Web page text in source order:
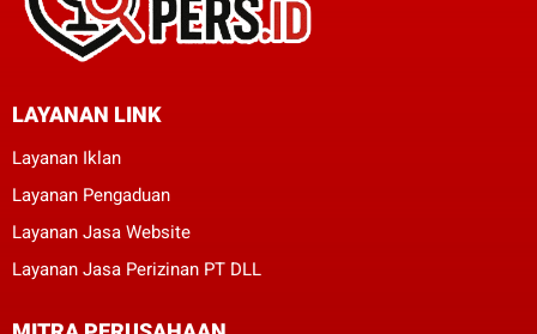
LAYANAN LINK
Layanan Iklan
Layanan Pengaduan
Layanan Jasa Website
Layanan Jasa Perizinan PT DLL